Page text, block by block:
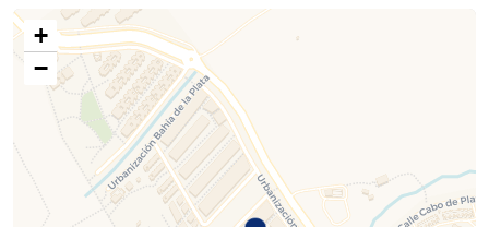
+
−